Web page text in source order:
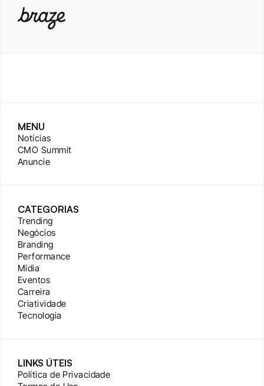
MENU
Notícias
CMO Summit
Anuncie
CATEGORIAS
Trending
Negócios
Branding
Performance
Mídia
Eventos
Carreira
Criatividade
Tecnologia
LINKS ÚTEIS
Política de Privacidade